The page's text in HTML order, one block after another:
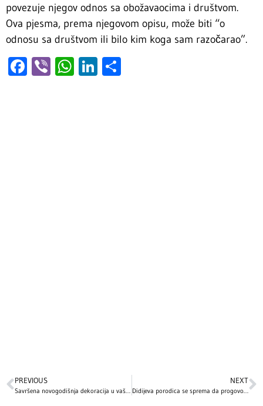
povezuje njegov odnos sa obožavaocima i društvom.
Ova pjesma, prema njegovom opisu, može biti “o
odnosu sa društvom ili bilo kim koga sam razočarao”.
Facebook
ViberWhatsApp
LinkedIn
PREVIOUS NEXT
Didijeva porodica se sprema da progovori! Sinovi ozloglašenog repera najavili novi šokantni dokumentarac